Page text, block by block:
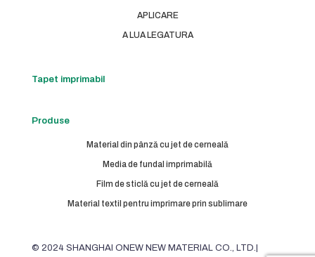
APLICARE
A LUA LEGATURA
Tapet imprimabil
Produse
Material din pânză cu jet de cerneală
Media de fundal imprimabilă
Film de sticlă cu jet de cerneală
Material textil pentru imprimare prin sublimare
© 2024 SHANGHAI ONEW NEW MATERIAL CO., LTD.|